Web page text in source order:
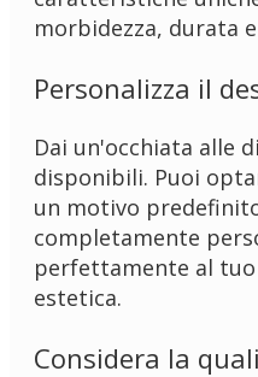
morbidezza, durata
Personalizza il
Dai un'occhiata alle
disponibili. Puoi
un motivo
completamente
perfettamente al
estetica.
Considera la